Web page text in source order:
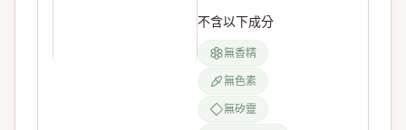
不含以下成分
無香精
無色素
無矽靈